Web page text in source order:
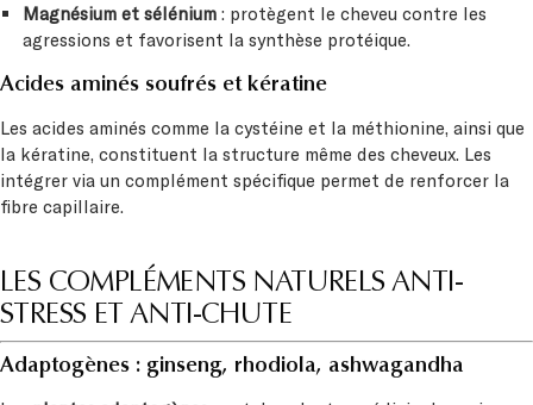
Magnésium et sélénium: protègent le cheveu contre les
agressions et favorisent la synthèse protéique.
Acides aminés soufrés et kératine
Les acides aminés comme la cystéine et la méthionine, ainsi que
la kératine, constituent la structure même des cheveux. Les
intégrer via un complément spécifique permet de renforcer la
fibre capillaire.
LES COMPLÉMENTS NATURELS ANTI-
STRESS ET ANTI-CHUTE
Adaptogènes : ginseng, rhodiola, ashwagandha